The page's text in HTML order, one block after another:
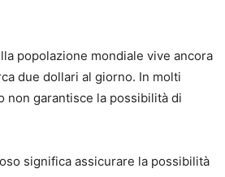
popolazione mondiale vive ancora
due dollari al giorno. In molti
non garantisce la possibilità di
significa assicurare la possibilità